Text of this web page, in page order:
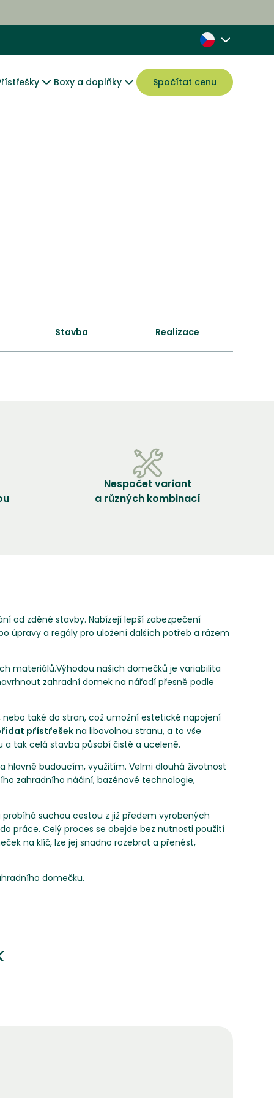
Boxy a doplňky Spočítat cenu
Stavba Realizace
Nespočet variant
a různých kombinací
od zděné stavby. Nabízejí lepší zabezpečení
úpravy a regály pro uložení dalších potřeb a rázem
materiálů.Výhodou našich domečků je variabilita
zahradní domek na nářadí přesně podle
také do stran, což umožní estetické napojení
přístřešek na libovolnou stranu, a to vše
tak celá stavba působí čistě a uceleně.
hlavně budoucím, využitím. Velmi dlouhá životnost
zahradního náčiní, bazénové technologie,
probíhá suchou cestou z již předem vyrobených
práce. Celý proces se obejde bez nutnosti použití
na klíč, lze jej snadno rozebrat a přenést,
domečku.